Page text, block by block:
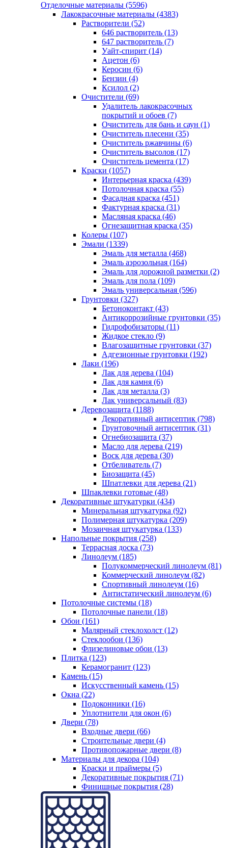
Отделочные материалы (5596)
Лакокрасочные материалы (4383)
Растворители (52)
646 растворитель (13)
647 растворитель (7)
Уайт-спирит (14)
Ацетон (6)
Керосин (6)
Бензин (4)
Ксилол (2)
Очистители (69)
Удалитель лакокрасочных
покрытий и обоев (7)
Очиститель для бань и саун (1)
Очиститель плесени (35)
Очиститель ржавчины (6)
Очиститель высолов (17)
Очиститель цемента (17)
Краски (1057)
Интерьерная краска (439)
Потолочная краска (55)
Фасадная краска (451)
Фактурная краска (31)
Масляная краска (46)
Огнезащитная краска (35)
Колеры (107)
Эмали (1339)
Эмаль для металла (468)
Эмаль аэрозольная (164)
Эмаль для дорожной разметки (2)
Эмаль для пола (109)
Эмаль универсальная (596)
Грунтовки (327)
Бетоноконтакт (43)
Антикоррозийные грунтовки (35)
Гидрофобизаторы (11)
Жидкое стекло (9)
Влагозащитные грунтовки (37)
Адгезионные грунтовки (192)
Лаки (196)
Лак для дерева (104)
Лак для камня (6)
Лак для металла (3)
Лак универсальный (83)
Деревозащита (1188)
Декоративный антисептик (798)
Грунтовочный антисептик (31)
Огнебиозащита (37)
Масло для дерева (219)
Воск для дерева (30)
Отбеливатель (7)
Биозащита (45)
Шпатлевки для дерева (21)
Шпаклевки готовые (48)
Декоративные штукатурки (434)
Минеральная штукатурка (92)
Полимерная штукатурка (209)
Мозаичная штукатурка (133)
Напольные покрытия (258)
Террасная доска (73)
Линолеум (185)
Полукоммерческий линолеум (81)
Коммерческий линолеум (82)
Спортивный линолеум (16)
Антистатический линолеум (6)
Потолочные системы (18)
Потолочные панели (18)
Обои (161)
Малярный стеклохолст (12)
Стеклообои (136)
Флизелиновые обои (13)
Плитка (123)
Керамогранит (123)
Камень (15)
Искусственный камень (15)
Окна (22)
Подоконники (16)
Уплотнители для окон (6)
Двери (78)
Входные двери (66)
Строительные двери (4)
Противопожарные двери (8)
Материалы для декора (104)
Краски и праймеры (5)
Декоративные покрытия (71)
Финишные покрытия (28)